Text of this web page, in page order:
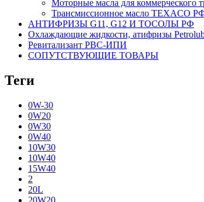
Моторные масла для коммерческого
Трансмиссионное масло TEXACO
АНТИФРИЗЫ G11, G12 И ТОСОЛЫ РФ
Охлаждающие жидкости, атифризы
Ревитализант РВС-ИПИ
СОПУТСТВУЮЩИЕ ТОВАРЫ
Теги
0W-30
0W20
0W30
0W40
10W30
10W40
15W40
2
20L
20W20